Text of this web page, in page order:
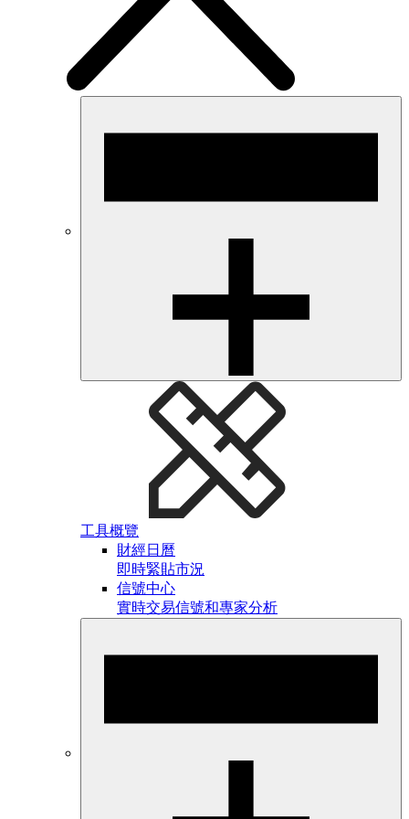
工具概覽
財經日曆
即時緊貼市況
信號中心
實時交易信號和專家分析